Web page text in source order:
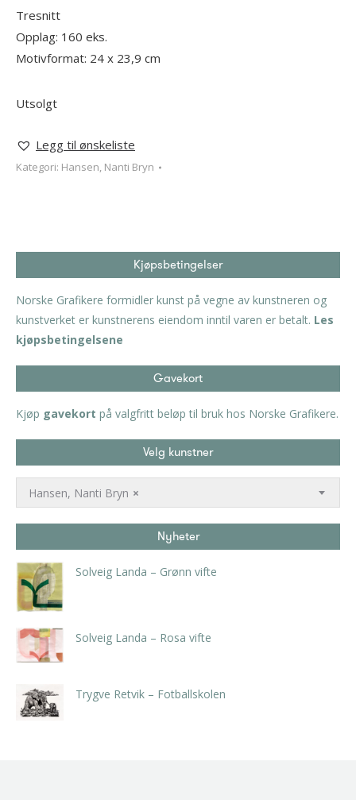
Tresnitt
Opplag: 160 eks.
Motivformat: 24 x 23,9 cm
Utsolgt
Legg til ønskeliste
Kategori: Hansen, Nanti Bryn
Kjøpsbetingelser
Norske Grafikere formidler kunst på vegne av kunstneren og
kunstverket er kunstnerens eiendom inntil varen er betalt. Les
kjøpsbetingelsene
Gavekort
Kjøp gavekort på valgfritt beløp til bruk hos Norske Grafikere.
Velg kunstner
×
Hansen, Nanti Bryn
Nyheter
Solveig Landa – Grønn vifte
Solveig Landa – Rosa vifte
Trygve Retvik – Fotballskolen